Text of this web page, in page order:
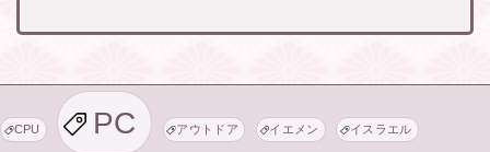
CPU PC アウトドア イエメン イスラエル